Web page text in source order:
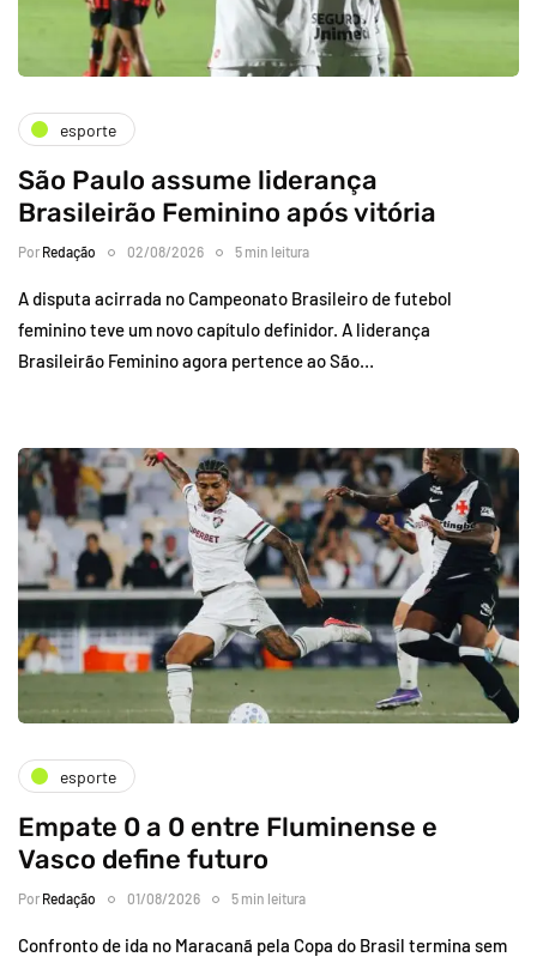
esporte
São Paulo assume liderança
Brasileirão Feminino após vitória
Por Redação 02/08/2026 5 min leitura
A disputa acirrada no Campeonato Brasileiro de futebol
feminino teve um novo capítulo definidor. A liderança
Brasileirão Feminino agora pertence ao São…
esporte
Empate 0 a 0 entre Fluminense e
Vasco define futuro
Por Redação 01/08/2026 5 min leitura
Confronto de ida no Maracanã pela Copa do Brasil termina sem